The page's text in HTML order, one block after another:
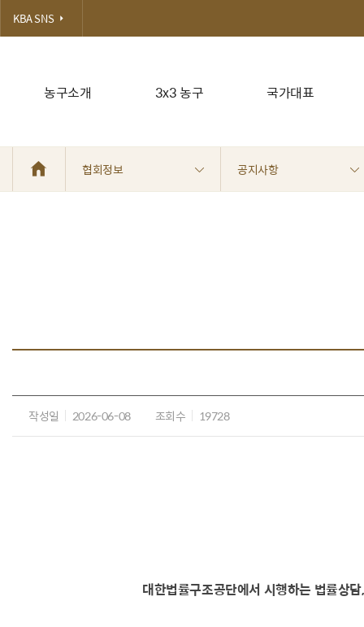
농구소개 3x3 농구 국가대표
KBA SNS
협회정보 공지사항
작성일 2026-06-08 조회수 19728
대한법률구조공단에서 시행하는 법률상